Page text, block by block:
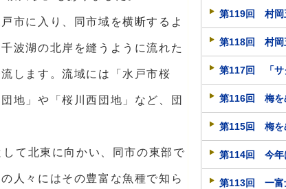
市に入り、同市域を横断するよ
波湖の北岸を縫うように流れた
します。流域には「水戸市桜
地」や「桜川西団地」など、団
て北東に向かい、同市の東部で
人々にはその豊富な魚種で知ら
第119回 村岡
第118回 村岡
第117回 「サ
第116回 梅を
第115回 梅を
第114回 今年
第113回 一富